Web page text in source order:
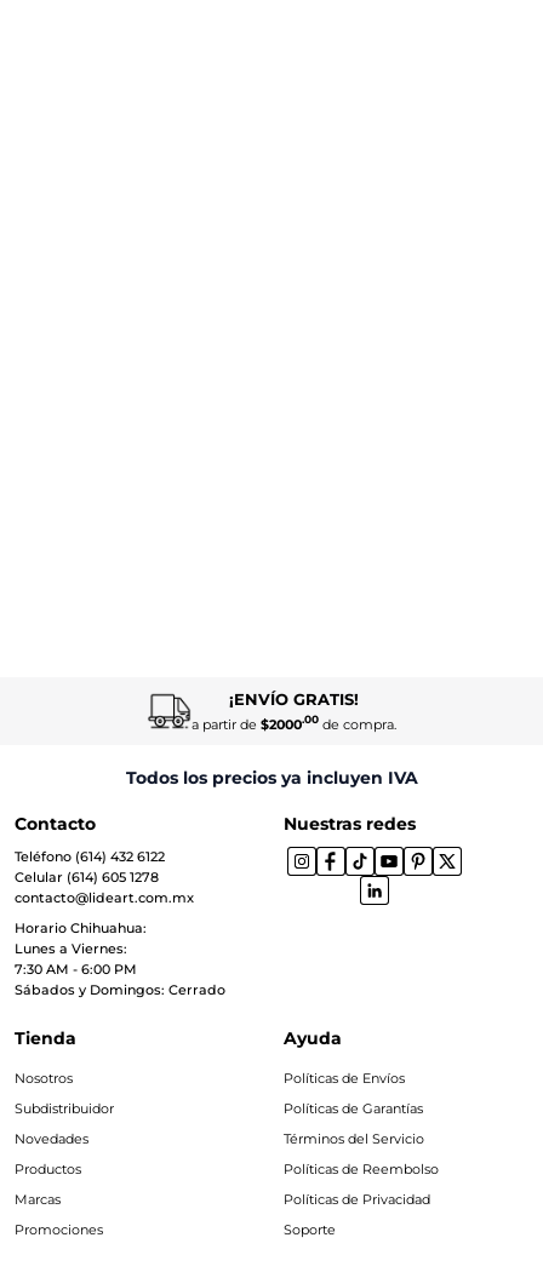
¡ENVÍO GRATIS!
a partir de $2000.00de compra.
Todos los precios ya incluyen IVA
Contacto
Teléfono (614) 432 6122
Celular (614) 605 1278
contacto@lideart.com.mx
Horario Chihuahua:
Lunes a Viernes:
7:30 AM - 6:00 PM
Sábados y Domingos: Cerrado
Nuestras redes
Tienda
Nosotros
Subdistribuidor
Novedades
Productos
Marcas
Promociones
Ayuda
Políticas de Envíos
Políticas de Garantías
Términos del Servicio
Políticas de Reembolso
Políticas de Privacidad
Soporte